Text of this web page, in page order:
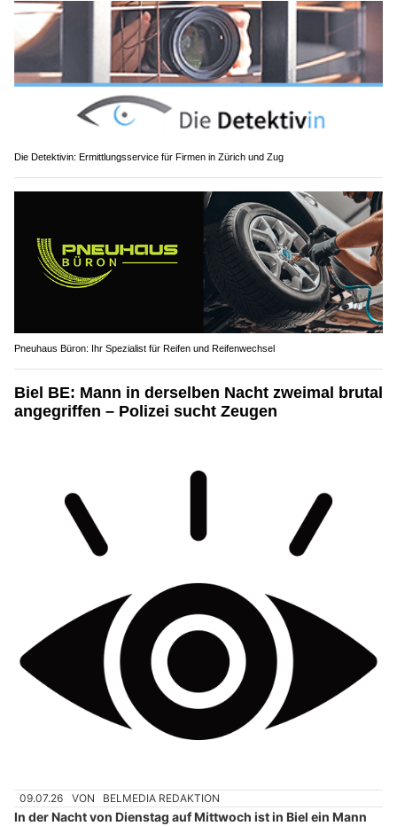
Die Detektivin: Ermittlungsservice für Firmen in Zürich und Zug
Pneuhaus Büron: Ihr Spezialist für Reifen und Reifenwechsel
Biel BE: Mann in derselben Nacht zweimal brutal
angegriffen – Polizei sucht Zeugen
09.07.26 VON BELMEDIA REDAKTION
In der Nacht von Dienstag auf Mittwoch ist in Biel ein Mann